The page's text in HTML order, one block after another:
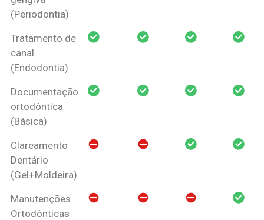
(Periodontia)
Tratamento de
canal
(Endodontia)
Documentação
ortodôntica
(Básica)
Clareamento
Dentário
(Gel+Moldeira)
Manutenções
Ortodônticas